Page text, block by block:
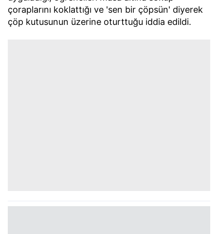
çoraplarını koklattığı ve 'sen bir çöpsün' diyerek
çöp kutusunun üzerine oturttuğu iddia edildi.